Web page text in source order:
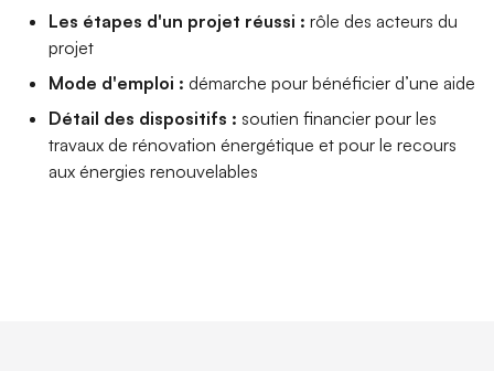
Les étapes d'un projet réussi : rôle des acteurs du
projet
Mode d'emploi : démarche pour bénéficier d’une aide
Détail des dispositifs : soutien financier pour les
travaux de rénovation énergétique et pour le recours
aux énergies renouvelables